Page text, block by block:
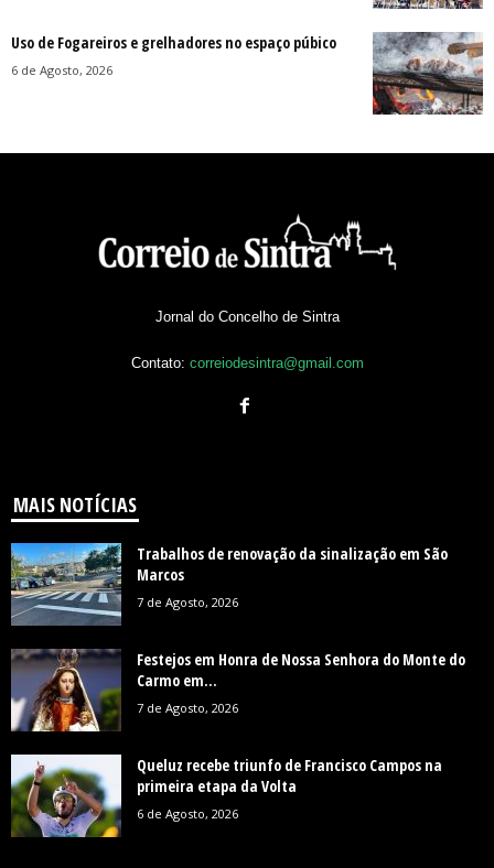
Uso de Fogareiros e grelhadores no espaço púbico
6 de Agosto, 2026
Jornal do Concelho de Sintra
Contato: correiodesintra@gmail.com
MAIS NOTÍCIAS
Trabalhos de renovação da sinalização em São
Marcos
7 de Agosto, 2026
Festejos em Honra de Nossa Senhora do Monte do
Carmo em...
7 de Agosto, 2026
Queluz recebe triunfo de Francisco Campos na
primeira etapa da Volta
6 de Agosto, 2026